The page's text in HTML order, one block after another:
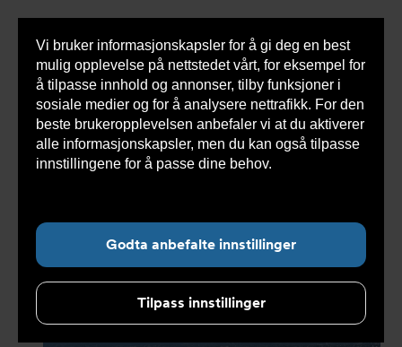
Vi bruker informasjonskapsler for å gi deg en best
mulig opplevelse på nettstedet vårt, for eksempel for
å tilpasse innhold og annonser, tilby funksjoner i
sosiale medier og for å analysere nettrafikk. For den
beste brukeropplevelsen anbefaler vi at du aktiverer
alle informasjonskapsler, men du kan også tilpasse
innstillingene for å passe dine behov.
Godta anbefalte innstillinger
Tilpass innstillinger
Du
her:
Armatec > Nyheter > Nyhetsarkiv >
Sommeren er
her og tusen takk for at du er med oss